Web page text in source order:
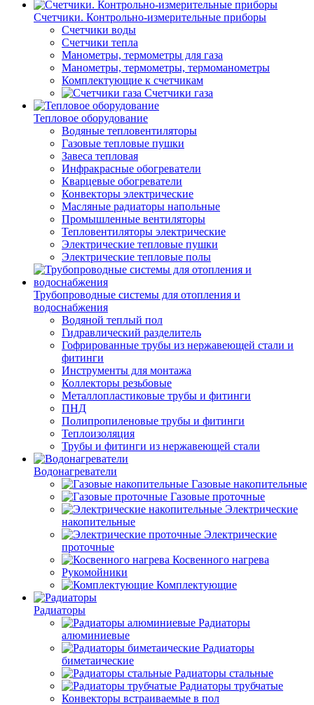
Счетчики. Контрольно-измерительные приборы
Счетчики воды
Счетчики тепла
Манометры, термометры для газа
Манометры, термометры, термоманометры
Комплектующие к счетчикам
Счетчики газа
Тепловое оборудование
Водяные тепловентиляторы
Газовые тепловые пушки
Завеса тепловая
Инфракрасные обогреватели
Кварцевые обогреватели
Конвекторы электрические
Масляные радиаторы напольные
Промышленные вентиляторы
Тепловентиляторы электрические
Электрические тепловые пушки
Электрические тепловые полы
Трубопроводные системы для отопления и
водоснабжения
Водяной теплый пол
Гидравлический разделитель
Гофрированные трубы из нержавеющей стали и
фитинги
Инструменты для монтажа
Коллекторы резьбовые
Металлопластиковые трубы и фитинги
ПНД
Полипропиленовые трубы и фитинги
Теплоизоляция
Трубы и фитинги из нержавеющей стали
Водонагреватели
Газовые накопительные
Газовые проточные
Электрические
накопительные
Электрические
проточные
Косвенного нагрева
Рукомойники
Комплектующие
Радиаторы
Радиаторы
алюминиевые
Радиаторы
биметаические
Радиаторы стальные
Радиаторы трубчатые
Конвекторы встраиваемые в пол